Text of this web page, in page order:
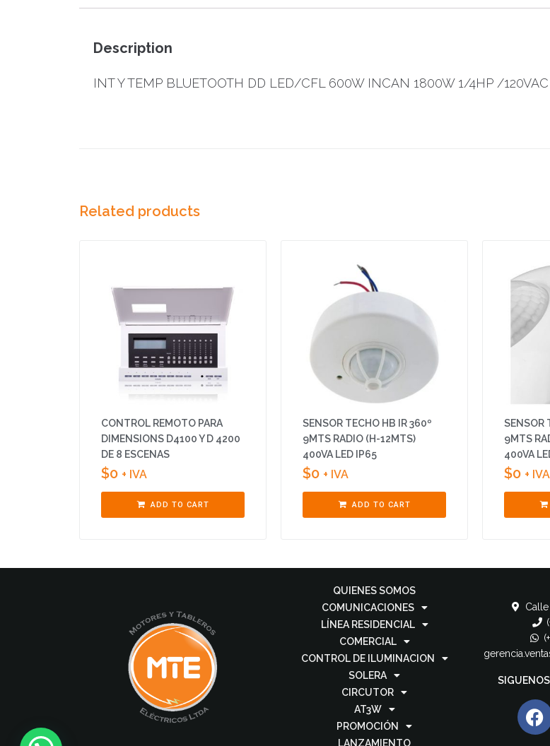
Description
INT Y TEMP BLUETOOTH DD LED/CFL 600W INCAN 1800W 1/4HP /120VAC
Related products
CONTROL REMOTO PARA
DIMENSIONS D4100 Y D 4200
DE 8 ESCENAS
$0 + IVA
ADD TO CART
SENSOR TECHO HB IR 360º
9MTS RADIO (H-12MTS)
400VA LED IP65
$0 + IVA
ADD TO CART
SENSOR
9MTS
400VA
$0 + IVA
QUIENES SOMOS
COMUNICACIONES
LÍNEA RESIDENCIAL
COMERCIAL
CONTROL DE ILUMINACION
SOLERA
CIRCUTOR
AT3W
PROMOCIÓN
LANZAMIENTO